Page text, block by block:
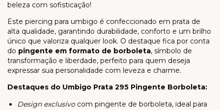
beleza com sofisticação!
Este piercing para umbigo é confeccionado em prata de
alta qualidade, garantindo durabilidade, conforto e um brilho
único que valoriza qualquer look. O destaque fica por conta
do pingente em formato de borboleta, símbolo de
transformação e liberdade, perfeito para quem deseja
expressar sua personalidade com leveza e charme.
Destaques do Umbigo Prata 295 Pingente Borboleta:
Design exclusivocom pingente de borboleta, ideal para